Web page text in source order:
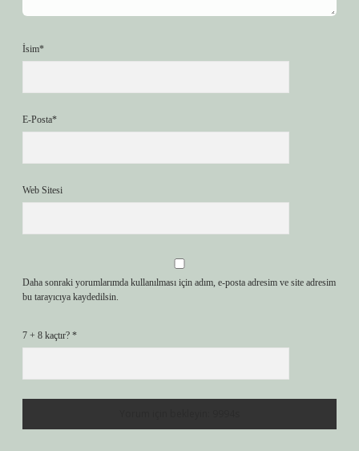
İsim*
E-Posta*
Web Sitesi
Daha sonraki yorumlarımda kullanılması için adım, e-posta adresim ve site adresim
bu tarayıcıya kaydedilsin.
7 + 8 kaçtır? *